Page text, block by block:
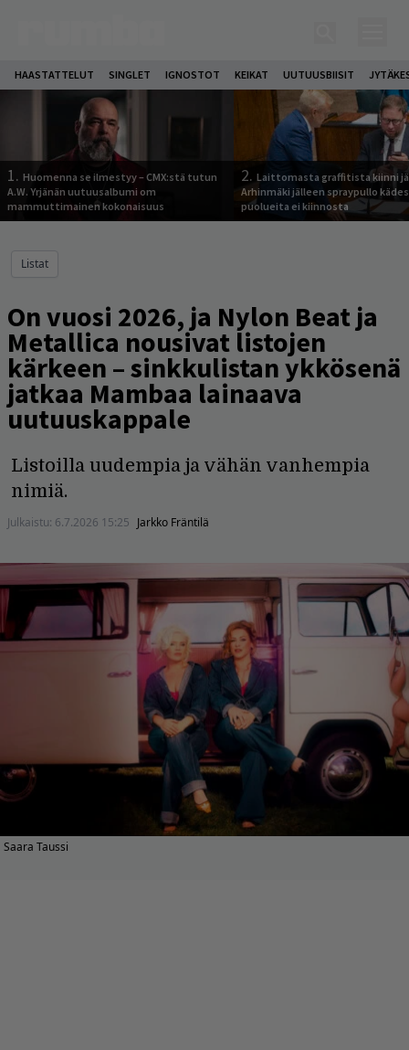
HAASTATTELUT SINGLET IGNOSTOT KEIKAT UUTUUSBIISIT
1. Huomenna se ilmestyy – CMX:stä tutun
A.W. Yrjänän uutuusalbumi om
mammuttimainen kokonaisuus
2. Laittomasta graffitista kiinni
Arhinmäki jälleen spraypullo
puolueita ei kiinnosta
Listat
On vuosi 2026, ja Nylon Beat ja
Metallica nousivat listojen
kärkeen – sinkkulistan ykkösenä
jatkaa Mambaa lainaava
uutuuskappale
Listoilla uudempia ja vähän vanhempia
nimiä.
Julkaistu: 6.7.2026 15:25 Jarkko Fräntilä
Saara Taussi